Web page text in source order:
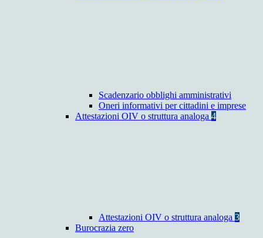
Scadenzario obblighi amministrativi
Oneri informativi per cittadini e imprese
Attestazioni OIV o struttura analoga 4
Attestazioni OIV o struttura analoga 3
Burocrazia zero